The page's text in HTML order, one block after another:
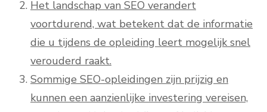
Het landschap van SEO verandert
voortdurend, wat betekent dat de informatie
die u tijdens de opleiding leert mogelijk snel
verouderd raakt.
Sommige SEO-opleidingen zijn prijzig en
kunnen een aanzienlijke investering vereisen,